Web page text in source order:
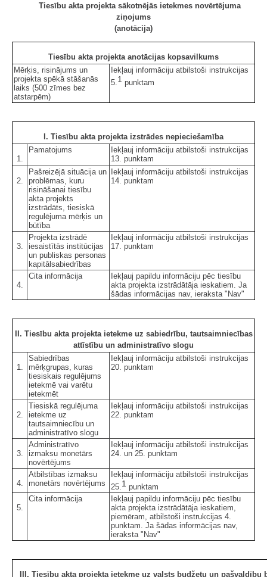
Tiesību akta projekta sākotnējās ietekmes novērtējuma
ziņojums
(anotācija)
Tiesību akta projekta anotācijas kopsavilkums
Mērķis, risinājums un
projekta spēkā stāšanās
laiks (500 zīmes bez
atstarpēm)
Iekļauj informāciju atbilstoši instrukcijas
5. 1 punktam
I. Tiesību akta projekta izstrādes nepieciešamība
1.
Pamatojums
Iekļauj informāciju atbilstoši instrukcijas
13. punktam
2.
Pašreizējā situācija un
problēmas, kuru
risināšanai tiesību
akta projekts
izstrādāts, tiesiskā
regulējuma mērķis un
būtība
Iekļauj informāciju atbilstoši instrukcijas
14. punktam
3.
Projekta izstrādē
iesaistītās institūcijas
un publiskas personas
kapitālsabiedrības
Iekļauj informāciju atbilstoši instrukcijas
17. punktam
4.
Cita informācija
Iekļauj papildu informāciju pēc tiesību
akta projekta izstrādātāja ieskatiem. Ja
šādas informācijas nav, ieraksta "Nav"
II. Tiesību akta projekta ietekme uz sabiedrību, tautsaimniecības
attīstību un administratīvo slogu
1.
Sabiedrības
mērķgrupas, kuras
tiesiskais regulējums
ietekmē vai varētu
ietekmēt
Iekļauj informāciju atbilstoši instrukcijas
20. punktam
2.
Tiesiskā regulējuma
ietekme uz
tautsaimniecību un
administratīvo slogu
Iekļauj informāciju atbilstoši instrukcijas
22. punktam
3.
Administratīvo
izmaksu monetārs
novērtējums
Iekļauj informāciju atbilstoši instrukcijas
24. un 25. punktam
4.
Atbilstības izmaksu
monetārs novērtējums
Iekļauj informāciju atbilstoši instrukcijas
25. 1 punktam
5.
Cita informācija
Iekļauj papildu informāciju pēc tiesību
akta projekta izstrādātāja ieskatiem,
piemēram, atbilstoši instrukcijas 4.
punktam. Ja šādas informācijas nav,
ieraksta "Nav"
III. Tiesību akta projekta ietekme uz valsts budžetu un pašvaldību